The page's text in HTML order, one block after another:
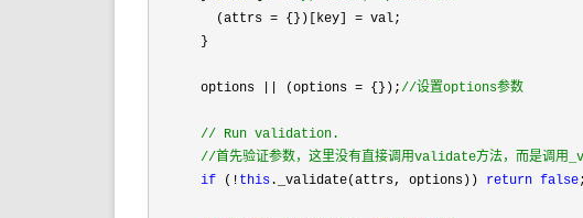
        (attrs = {})[key] =
val;
      }
      options
|| (options = {});//设置options参数
//
Run validation.
// 首先验证参数，这里没有直接调用validate方法，而是调
if (! this ._validate(attrs, options)) return false;